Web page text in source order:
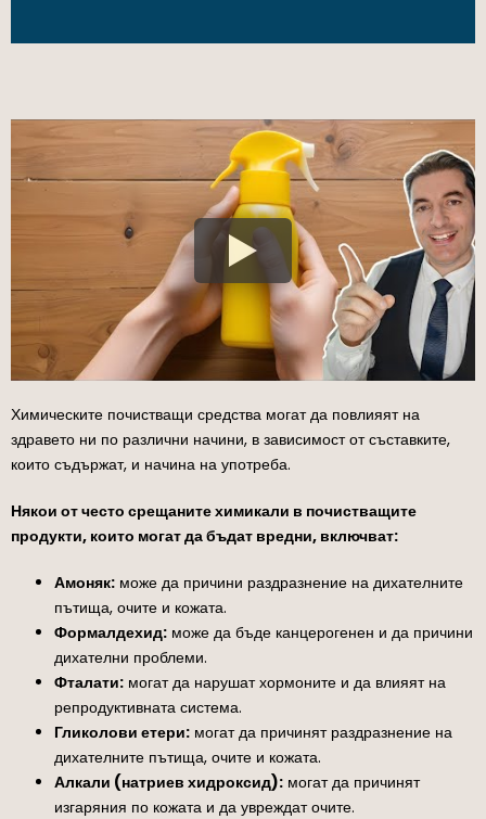
Химическите почистващи средства могат да повлияят на
здравето ни по различни начини, в зависимост от съставките,
които съдържат, и начина на употреба.
Някои от често срещаните химикали в почистващите
продукти, които могат да бъдат вредни, включват:
Амоняк: може да причини раздразнение на дихателните
пътища, очите и кожата.
Формалдехид: може да бъде канцерогенен и да причини
дихателни проблеми.
Фталати: могат да нарушат хормоните и да влияят на
репродуктивната система.
Гликолови етери: могат да причинят раздразнение на
дихателните пътища, очите и кожата.
Алкали (натриев хидроксид): могат да причинят
изгаряния по кожата и да увреждат очите.